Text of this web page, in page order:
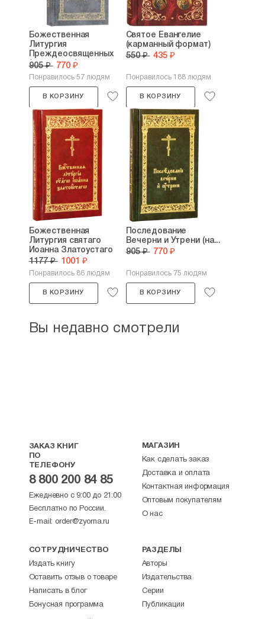
Божественная
Литургия
Преждеосвященных
(карманная)
905 ₽ 770 ₽
Понравилось 57 людям
В КОРЗИНУ
Святое Евангелие
(карманный формат)
550 ₽ 435 ₽
Понравилось 188 людям
В КОРЗИНУ
Божественная
Литургия святаго
Иоанна Златоустаго
1177 ₽ 1001 ₽
Понравилось 86 людям
В КОРЗИНУ
Последование
Вечерни и Утрени (на...
905 ₽ 770 ₽
Понравилось 75 людям
В КОРЗИНУ
Вы недавно смотрели
ЗАКАЗ КНИГ
ПО
ТЕЛЕФОНУ
8 800 200 84 85
Ежедневно с 9:00 до 21:00
Бесплатно по России.
E-mail: order@zyorna.ru
МАГАЗИН
Как сделать заказ
Доставка и оплата
Контактная информация
Оптовым покупателям
О нас
СОТРУДНИЧЕСТВО
Издать книгу
Оставить отзыв о товаре
Написать в блог
Бонусная программа
РАЗДЕЛЫ
Авторы
Издательства
Серии
Публикации